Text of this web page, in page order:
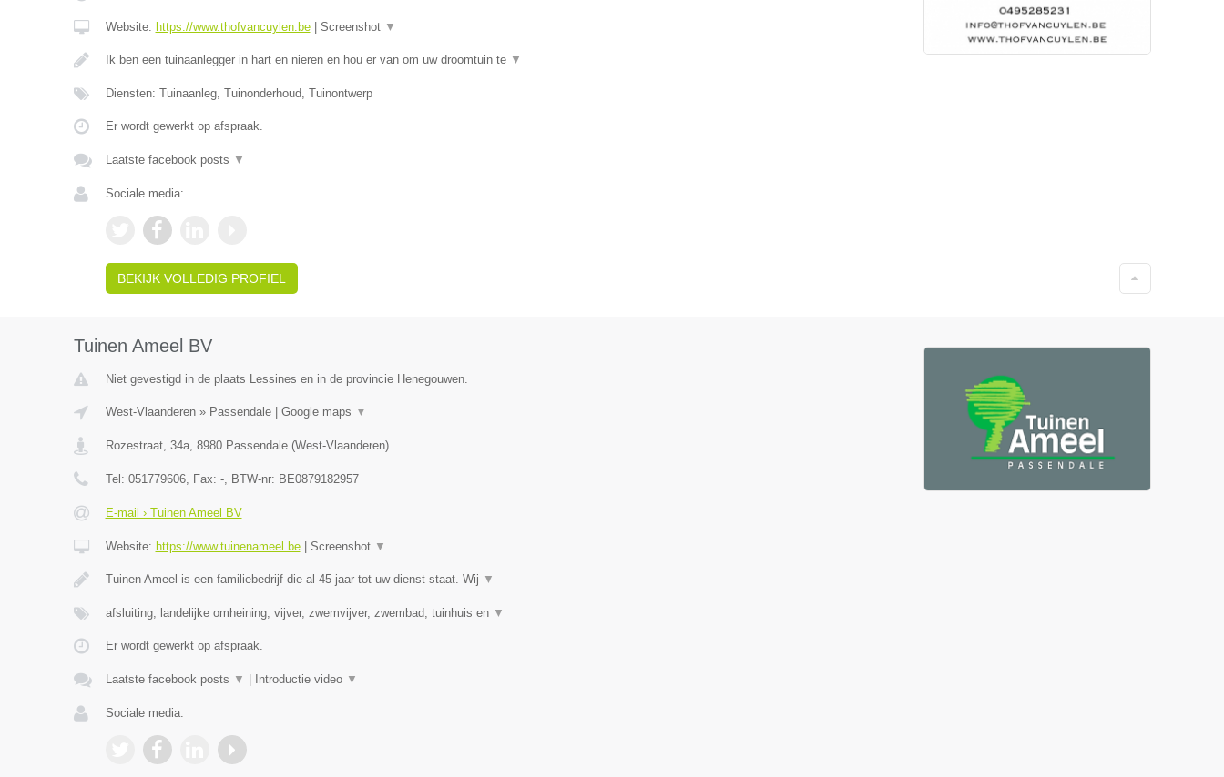
Website: https://www.thofvancuylen.be| Screenshot ▼
Ik ben een tuinaanlegger in hart en nieren en hou er van om uw droomtuin te ▼
Diensten: Tuinaanleg, Tuinonderhoud, Tuinontwerp
Er wordt gewerkt op afspraak.
Laatste facebook posts ▼
Sociale media:
BEKIJK VOLLEDIG PROFIEL
Tuinen Ameel BV
Niet gevestigd in de plaats Lessines en in de provincie Henegouwen.
West-Vlaanderen» Passendale| Google maps ▼
Rozestraat, 34a, 8980 Passendale(West-Vlaanderen)
Tel: 051779606, Fax: -, BTW-nr: BE0879182957
E-mail › Tuinen Ameel BV
Website: https://www.tuinenameel.be| Screenshot ▼
Tuinen Ameel is een familiebedrijf die al 45 jaar tot uw dienst staat. Wij ▼
afsluiting, landelijke omheining, vijver, zwemvijver, zwembad, tuinhuis en ▼
Er wordt gewerkt op afspraak.
Laatste facebook posts ▼ Introductie video ▼
Sociale media: